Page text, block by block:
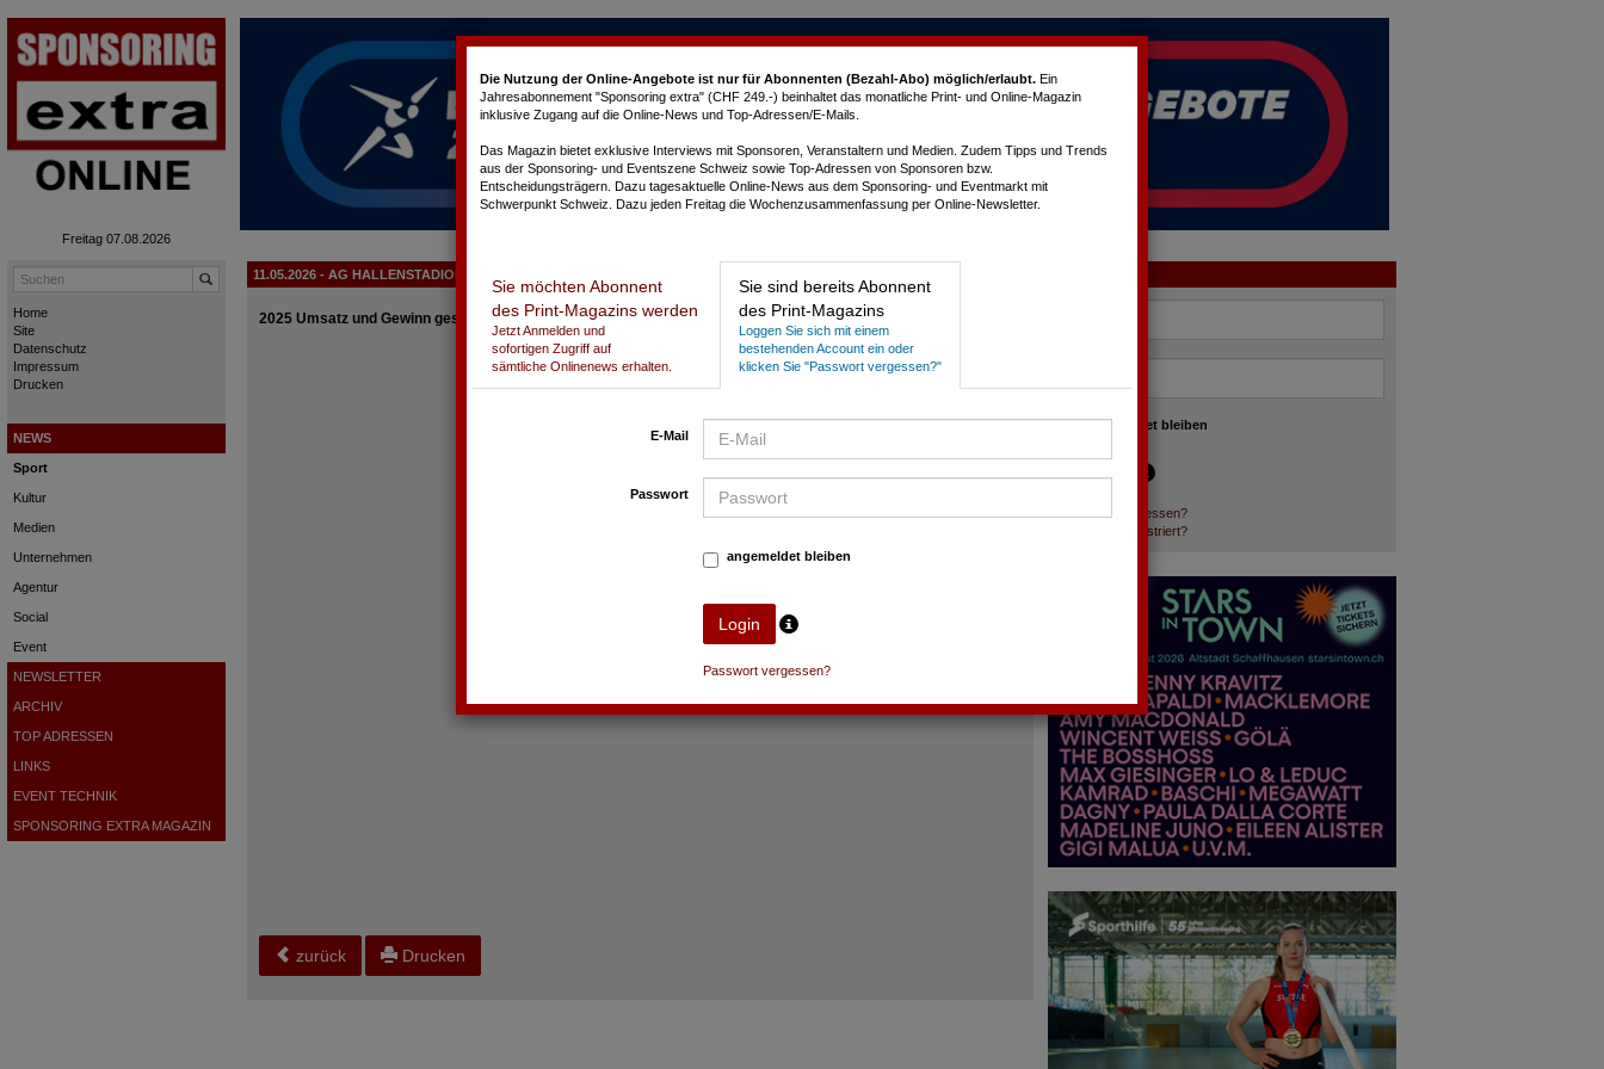
Die Nutzung der Online-Angebote ist nur für Abonnenten (Bezahl-Abo) möglich/erlaubt. Ein
Jahresabonnement "Sponsoring extra" (CHF 249.-) beinhaltet das monatliche Print- und Online-Magazin
inklusive Zugang auf die Online-News und Top-Adressen/E-Mails.
Das Magazin bietet exklusive Interviews mit Sponsoren, Veranstaltern und Medien. Zudem Tipps und Trends
aus der Sponsoring- und Eventszene Schweiz sowie Top-Adressen von Sponsoren bzw.
Entscheidungsträgern. Dazu tagesaktuelle Online-News aus dem Sponsoring- und Eventmarkt mit
Schwerpunkt Schweiz. Dazu jeden Freitag die Wochenzusammenfassung per Online-Newsletter.
Sie möchten Abonnent
des Print-Magazins werden
Jetzt Anmelden und
sofortigen Zugriff auf
sämtliche Onlinenews erhalten.
Sie sind bereits Abonnent
des Print-Magazins
Loggen Sie sich mit einem
bestehenden Account ein oder
klicken Sie "Passwort vergessen?"
E-Mail
Passwort
angemeldet bleiben
Passwort vergessen?
Freitag 07.08.2026
Home
Site
Datenschutz
Impressum
Drucken
NEWS
Sport
Kultur
Medien
Unternehmen
Agentur
Social
Event
NEWSLETTER
ARCHIV
TOP ADRESSEN
LINKS
EVENT TECHNIK
SPONSORING EXTRA MAGAZIN
angemeldet bleiben
Passwort vergessen?
Noch nicht registriert?
11.05.2026 - AG HALLENSTADION
2025 Umsatz und Gewinn gesteigert
zurück Drucken